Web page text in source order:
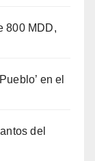
800 MDD,
en el
del